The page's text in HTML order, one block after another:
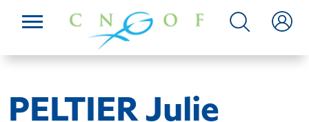
PELTIER Julie